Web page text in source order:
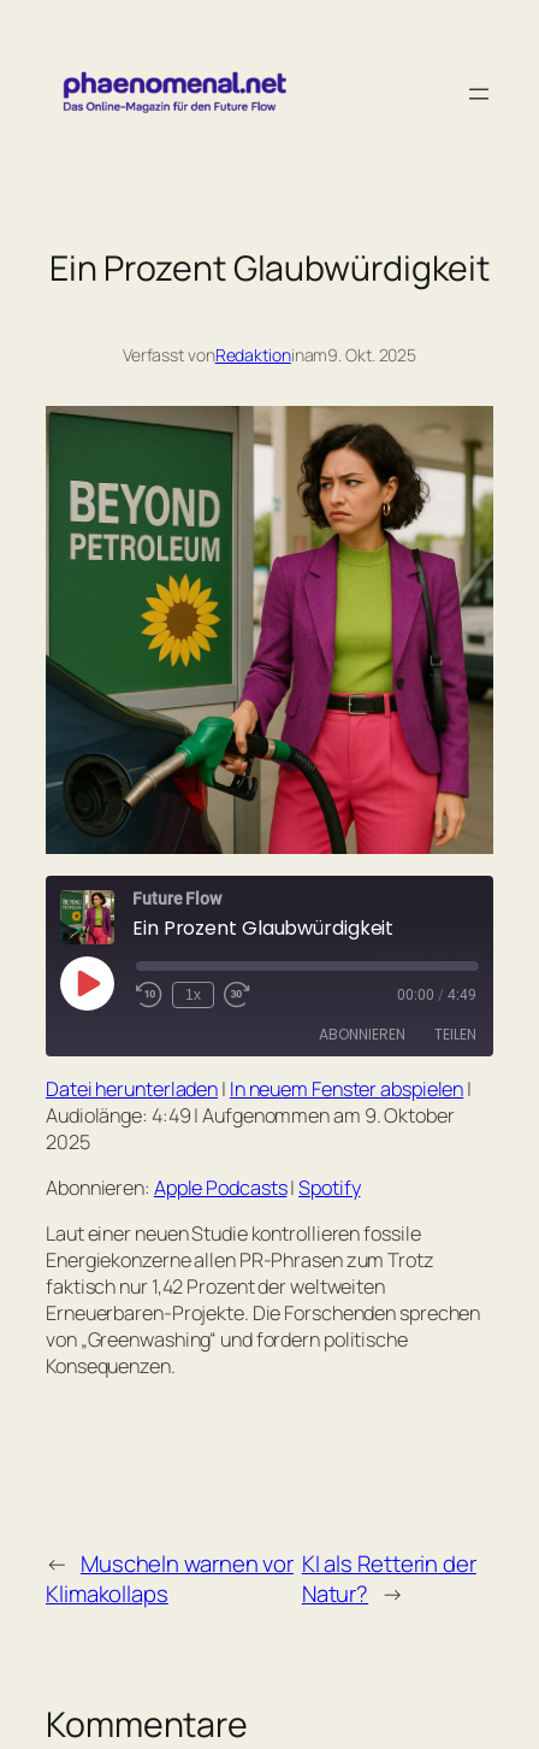
springen
Ein Prozent Glaubwürdigkeit
Verfasst vonRedaktioninam9. Okt. 2025
Future Flow
Ein Prozent Glaubwürdigkeit
Play
Episode Rewind
1x
Fast
seconds
00:00 / 4:49
ABONNIEREN TEILEN
Apple Podcasts
RSS FEED
TEILEN
LINK
Datei herunterladen| In neuem Fenster abspielen|
Audiolänge: 4:49|Aufgenommen am 9. Oktober
2025
Abonnieren: Apple Podcasts|Spotify
Laut einer neuen Studie kontrollieren fossile
Energiekonzerne allen PR-Phrasen zum Trotz
faktisch nur 1,42 Prozent der weltweiten
Erneuerbaren-Projekte. Die Forschenden sprechen
von „Greenwashing“ und fordern politische
Konsequenzen.
← Muscheln warnen vor
Klimakollaps
KI als Retterin der
Natur? →
Kommentare